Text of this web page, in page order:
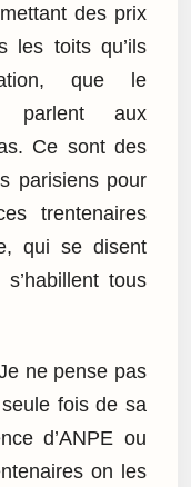
des prix
les toits qu’ils
que le
parlent aux
Ce sont des
parisiens pour
trentenaires
qui se disent
tous
ne pense pas
fois de sa
d’ANPE ou
on les